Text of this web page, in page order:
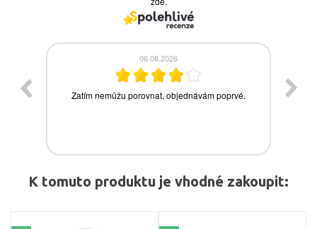
K tomuto produktu je vhodné zakoupit: